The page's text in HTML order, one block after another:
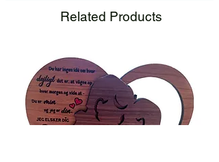
Hvis du bemærker nogen skade, når du
billede, så sørger vi for en hurtig
udskiftning.Se venligst vores retur- og
tilbagebetalingspolitik.
Related Products